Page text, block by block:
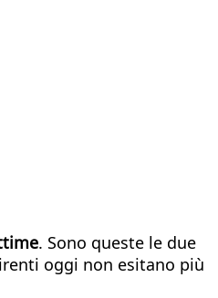
. Sono queste le due
oggi non esitano più